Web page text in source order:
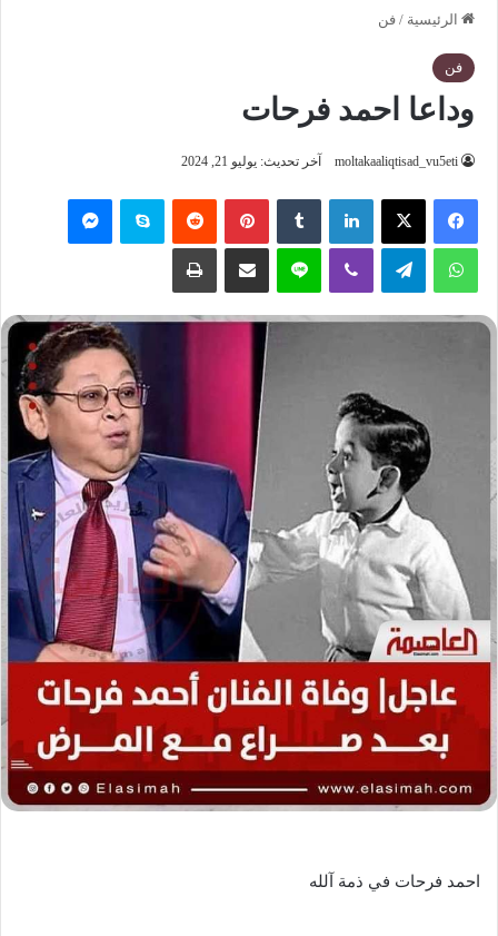
الرئيسية / فن
فن
وداعا احمد فرحات
moltakaaliqtisad_vu5eti آخر تحديث: يوليو 21, 2024
فيسبوك ‫X لينكدإن بينتيريست سكايب
واتساب تيلقرام لاين
احمد فرحات في ذمة آلله